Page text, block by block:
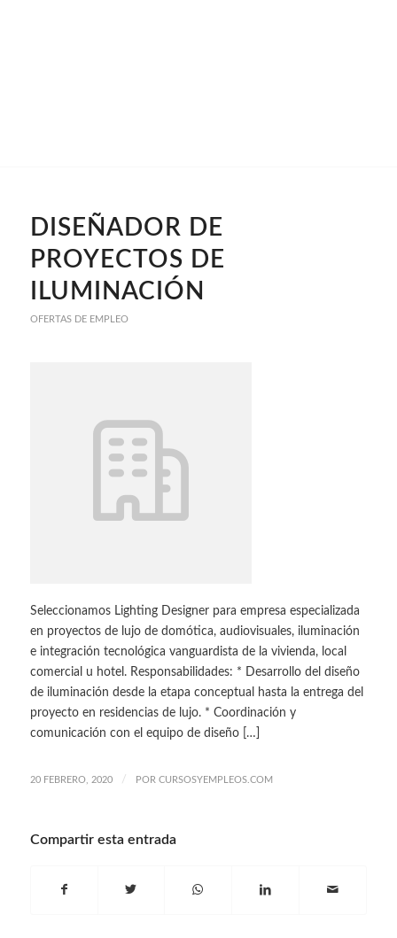
DISEÑADOR DE
PROYECTOS DE
ILUMINACIÓN
OFERTAS DE EMPLEO
Seleccionamos Lighting Designer para empresa especializada
en proyectos de lujo de domótica, audiovisuales, iluminación
e integración tecnológica vanguardista de la vivienda, local
comercial u hotel. Responsabilidades: * Desarrollo del diseño
de iluminación desde la etapa conceptual hasta la entrega del
proyecto en residencias de lujo. * Coordinación y
comunicación con el equipo de diseño […]
20 FEBRERO, 2020 / POR CURSOSYEMPLEOS.COM
Compartir esta entrada